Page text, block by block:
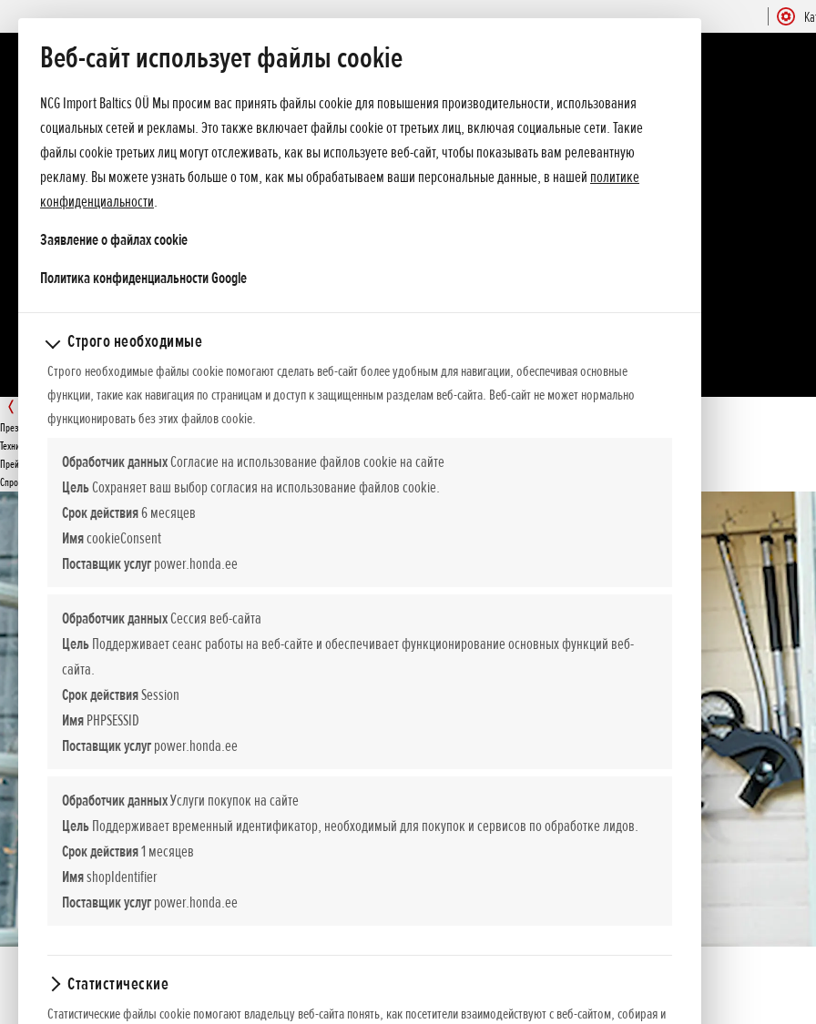
Веб-сайт использует файлы cookie
NCG Import Baltics OÜ Мы просим вас принять файлы cookie для повышения производительности, использования
социальных сетей и рекламы. Это также включает файлы cookie от третьих лиц, включая социальные сети. Такие
файлы cookie третьих лиц могут отслеживать, как вы используете веб-сайт, чтобы показывать вам релевантную
рекламу. Вы можете узнать больше о том, как мы обрабатываем ваши персональные данные, в нашей политике
конфиденциальности.
Заявление о файлах cookie
Политика конфиденциальности Googleopens in a new tab
Строго необходимые
Строго необходимые файлы cookie помогают сделать веб-сайт более удобным для навигации, обеспечивая основные
функции, такие как навигация по страницам и доступ к защищенным разделам веб-сайта. Веб-сайт не может нормально
функционировать без этих файлов cookie.
Обработчик данныхСогласие на использование файлов cookie на сайте
ЦельСохраняет ваш выбор согласия на использование файлов cookie.
Срок действия6 месяцев
ИмяcookieConsent
Поставщик услугpower.honda.ee
Обработчик данныхСессия веб-сайта
ЦельПоддерживает сеанс работы на веб-сайте и обеспечивает функционирование основных функций веб-
сайта.
Срок действияSession
ИмяPHPSESSID
Поставщик услугpower.honda.ee
Обработчик данныхУслуги покупок на сайте
ЦельПоддерживает временный идентификатор, необходимый для покупок и сервисов по обработке лидов.
Срок действия1 месяцев
ИмяshopIdentifier
Поставщик услугpower.honda.ee
Статистические
Статистические файлы cookie помогают владельцу веб-сайта понять, как посетители взаимодействуют с веб-сайтом, собирая и
SSES LE
Презентация
Технические данные
Прейскурант
Спросите подробнее
SSES LE EUR вкл. НДС 24%